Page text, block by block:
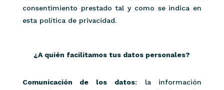
consentimiento prestado tal y como se indica en
esta política de privacidad.
¿A quién facilitamos tus datos personales?
Comunicación de los datos: la información